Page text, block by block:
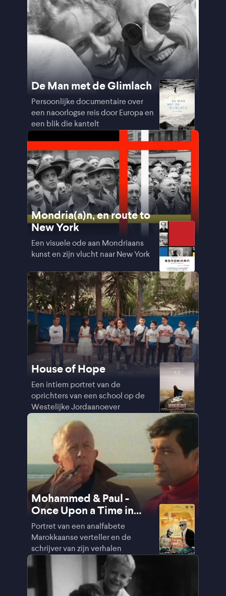
De Man met de Glimlach
Persoonlijke documentaire over
een naoorlogse reis door Europa en
een blik die kantelt
Mondria(a)n, en route to
New York
Een visuele ode aan Mondriaans
kunst en zijn vlucht naar New York
House of Hope
Een intiem portret van de
oprichters van een school op de
Westelijke Jordaanoever
Mohammed & Paul -
Once Upon a Time in
Tangier
Portret van een analfabete
Marokkaanse verteller en de
schrijver van zijn verhalen